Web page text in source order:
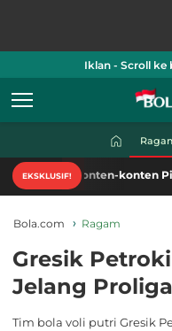
Iklan - Scroll
EKSKLUSIF!
konten-konten Piala Dunia
Bola.com Ragam
Gresik
Jelang
Tim bola voli putri Gresik